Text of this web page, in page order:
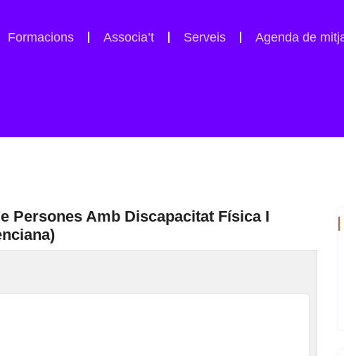
Formacions Associa’t Serveis Agenda de
Persones Amb Discapacitat Física I